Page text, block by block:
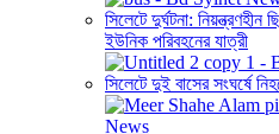
সিলেটে দুর্ঘটনা: নিয়ন্ত্রণহীন
ইউনিক পরিবহনের যাত্রী
সিলেটে দুই বাসের সংঘর্ষে